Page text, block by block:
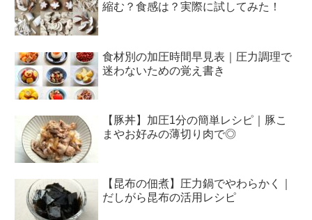
縮む？食感は？実際に試してみた！
食材別の加圧時間早見表｜圧力調理で
迷わないための覚え書き
【豚丼】加圧1分の簡単レシピ｜豚こ
まやお好みの薄切り肉で◎
【昆布の佃煮】圧力鍋でやわらかく｜
だしがら昆布の活用レシピ